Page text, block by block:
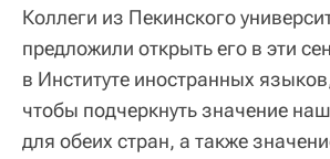
Коллеги из Пекинского
предложили открыть его в эти
в Институте иностранных
чтобы подчеркнуть значение
для обеих стран, а также